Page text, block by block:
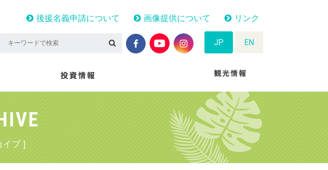
後援名義申請について 画像提供について リンク
JP EN
イブ ]